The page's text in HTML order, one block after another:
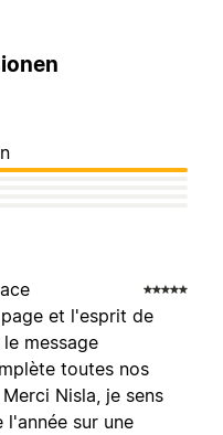
et l'esprit de
message
toutes nos
Nisla, je sens
l'année sur une